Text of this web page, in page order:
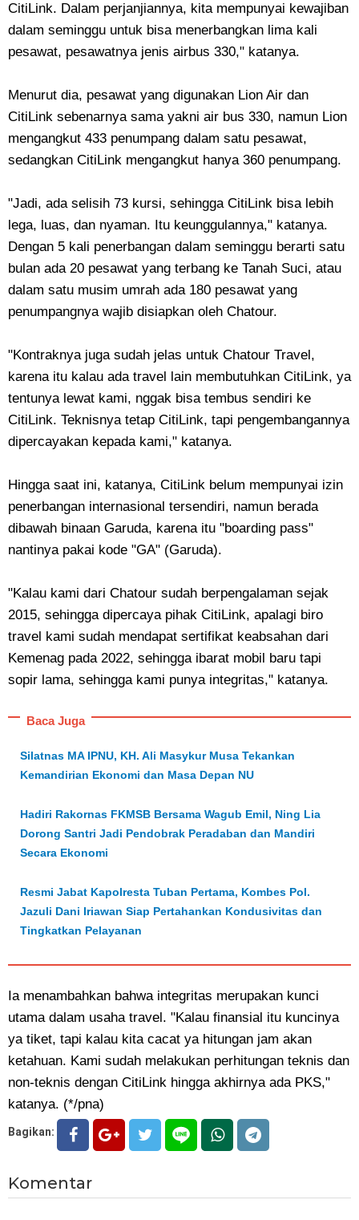
CitiLink. Dalam perjanjiannya, kita mempunyai kewajiban
dalam seminggu untuk bisa menerbangkan lima kali
pesawat, pesawatnya jenis airbus 330," katanya.
Menurut dia, pesawat yang digunakan Lion Air dan
CitiLink sebenarnya sama yakni air bus 330, namun Lion
mengangkut 433 penumpang dalam satu pesawat,
sedangkan CitiLink mengangkut hanya 360 penumpang.
"Jadi, ada selisih 73 kursi, sehingga CitiLink bisa lebih
lega, luas, dan nyaman. Itu keunggulannya," katanya.
Dengan 5 kali penerbangan dalam seminggu berarti satu
bulan ada 20 pesawat yang terbang ke Tanah Suci, atau
dalam satu musim umrah ada 180 pesawat yang
penumpangnya wajib disiapkan oleh Chatour.
"Kontraknya juga sudah jelas untuk Chatour Travel,
karena itu kalau ada travel lain membutuhkan CitiLink, ya
tentunya lewat kami, nggak bisa tembus sendiri ke
CitiLink. Teknisnya tetap CitiLink, tapi pengembangannya
dipercayakan kepada kami," katanya.
Hingga saat ini, katanya, CitiLink belum mempunyai izin
penerbangan internasional tersendiri, namun berada
dibawah binaan Garuda, karena itu "boarding pass"
nantinya pakai kode "GA" (Garuda).
"Kalau kami dari Chatour sudah berpengalaman sejak
2015, sehingga dipercaya pihak CitiLink, apalagi biro
travel kami sudah mendapat sertifikat keabsahan dari
Kemenag pada 2022, sehingga ibarat mobil baru tapi
sopir lama, sehingga kami punya integritas," katanya.
Baca Juga
Silatnas MA IPNU, KH. Ali Masykur Musa Tekankan
Kemandirian Ekonomi dan Masa Depan NU
Hadiri Rakornas FKMSB Bersama Wagub Emil, Ning Lia
Dorong Santri Jadi Pendobrak Peradaban dan Mandiri
Secara Ekonomi
Resmi Jabat Kapolresta Tuban Pertama, Kombes Pol.
Jazuli Dani Iriawan Siap Pertahankan Kondusivitas dan
Tingkatkan Pelayanan
Ia menambahkan bahwa integritas merupakan kunci
utama dalam usaha travel. "Kalau finansial itu kuncinya
ya tiket, tapi kalau kita cacat ya hitungan jam akan
ketahuan. Kami sudah melakukan perhitungan teknis dan
non-teknis dengan CitiLink hingga akhirnya ada PKS,"
katanya. (*/pna)
Bagikan:
Komentar